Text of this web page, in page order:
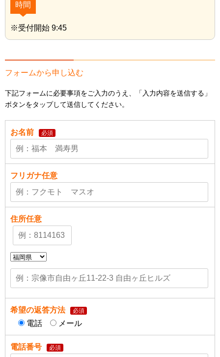
時間
※受付開始 9:45
フォームから申し込む
下記フォームに必要事項をご入力のうえ、「入力内容を送信する」
ボタンをタップして送信してください。
お名前 必須
フリガナ任意
住所任意
希望の返答方法 必須
電話 メール
電話番号 必須